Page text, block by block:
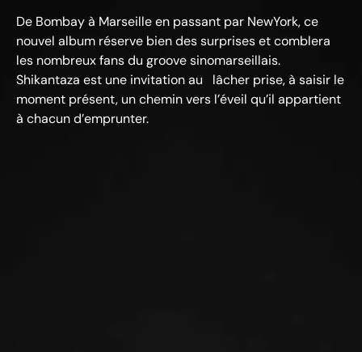
De Bombay à Marseille en passant par New­York, ce
nouvel album réserve bien des surprises et comblera
les nombreux fans du groove sino­marseillais.
Shikantaza est une invitation au lâcher prise, à saisir le
moment présent, un chemin vers l’éveil qu’il appartient
à chacun d’emprunter.